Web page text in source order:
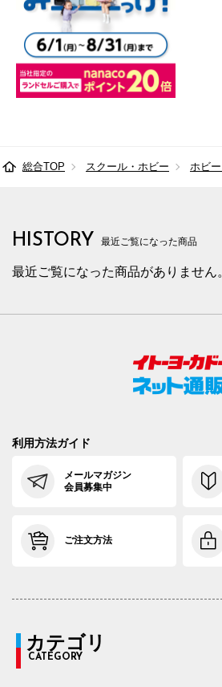
総合TOP スクール・ホビー ホビ
HISTORY 最近ご覧になった商品
最近ご覧になった商品がありません
利用方法ガイド
メールマガジン
会員募集中
ご注文方法
カテゴリ
CATEGORY